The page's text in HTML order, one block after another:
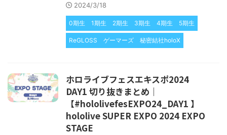
2024/3/18
0期生 1期生 2期生 3期生 4期生 5期生
ReGLOSS ゲーマーズ 秘密結社holoX
ホロライブフェスエキスポ2024
DAY1 切り抜きまとめ｜
【#hololivefesEXPO24_DAY1 】
hololive SUPER EXPO 2024 EXPO
STAGE